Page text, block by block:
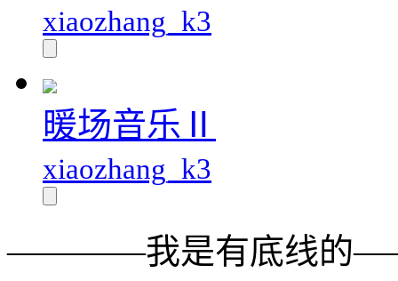
xiaozhang_k3
暖场音乐Ⅱ
xiaozhang_k3
————我是有底线